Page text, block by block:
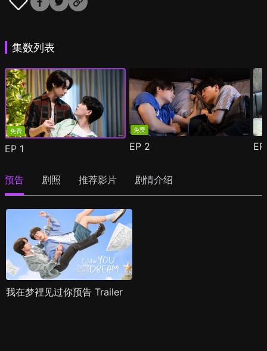
集数列表
免费
EP 1
免费
EP 2
预告 剧照 推荐影片 剧情介绍
我在梦裡见过你预告 Trailer